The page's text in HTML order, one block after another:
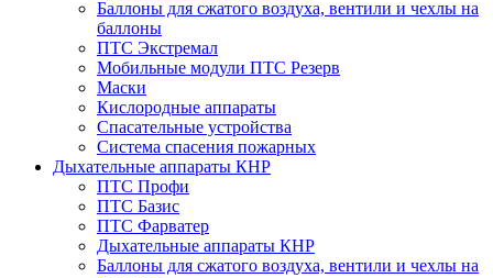
Баллоны для сжатого воздуха, вентили и чехлы на
баллоны
ПТС Экстремал
Мобильные модули ПТС Резерв
Маски
Кислородные аппараты
Спасательные устройства
Система спасения пожарных
Дыхательные аппараты КНР
ПТС Профи
ПТС Базис
ПТС Фарватер
Дыхательные аппараты КНР
Баллоны для сжатого воздуха, вентили и чехлы на